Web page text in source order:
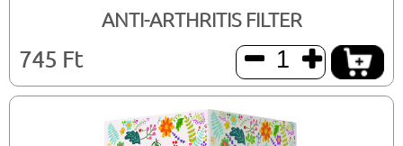
ANTI-ARTHRITIS FILTER
745 Ft  